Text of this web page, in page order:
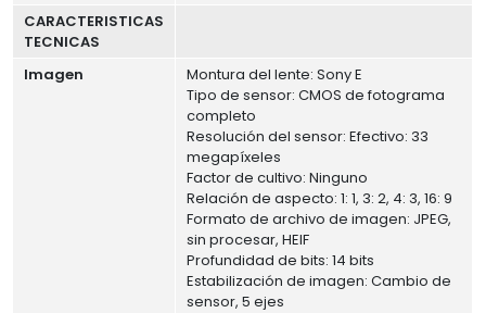
CARACTERISTICAS
TECNICAS
Imagen
Montura del lente: Sony E
Tipo de sensor: CMOS de fotograma
completo
Resolución del sensor: Efectivo: 33
megapíxeles
Factor de cultivo: Ninguno
Relación de aspecto: 1: 1, 3: 2, 4: 3, 16: 9
Formato de archivo de imagen: JPEG,
sin procesar, HEIF
Profundidad de bits: 14 bits
Estabilización de imagen: Cambio de
sensor, 5 ejes